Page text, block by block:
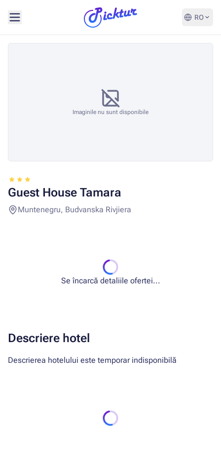
RO
Imaginile nu sunt disponibile
Guest House Tamara
Muntenegru, Budvanska Rivjiera
Se încarcă detaliile ofertei...
Descriere hotel
Descrierea hotelului este temporar indisponibilă